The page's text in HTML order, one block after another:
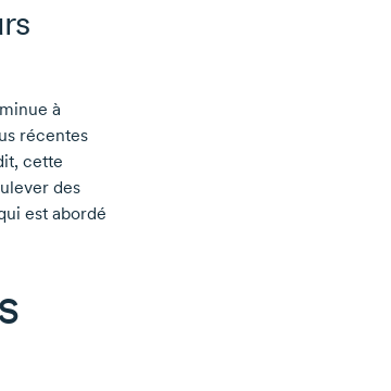
à
récentes
cette
des
est abordé